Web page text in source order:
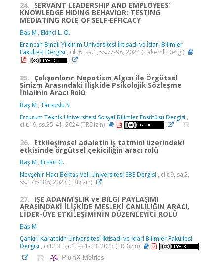
24. SERVANT LEADERSHIP AND EMPLOYEES’
KNOWLEDGE HIDING BEHAVIOR: TESTING
MEDIATING ROLE OF SELF-EFFICACY
Baş M., Ekinci L. O.
Erzincan Binali Yıldırım Üniversitesi İktisadi ve İdari Bilimler
Fakültesi Dergisi , cilt.6, sa.1, ss.77-98, 2024 (Hakemli Dergi)
25. Çalışanların Nepotizm Algısı ile Örgütsel
Sinizm Arasındaki İlişkide Psikolojik Sözleşme
İhlalinin Aracı Rolü
Baş M., Tarsuslu S.
Erzurum Teknik Üniversitesi Sosyal Bilimler Enstitüsü Dergisi ,
cilt.19, ss.25-41, 2024 (TRDizin)
26. Etkileşimsel adaletin iş tatmini üzerindeki
etkisinde örgütsel çekiciliğin aracı rolü
Baş M., Ersarı G.
Nevşehir Hacı Bektaş Veli Üniversitesi SBE Dergisi , cilt.9, sa.2,
ss.178-188, 2023 (TRDizin)
27. İŞE ADANMIŞLIK ve BİLGİ PAYLAŞIMI
ARASINDAKİ İLİŞKİDE MESLEKİ CANLILIĞIN ARACI,
LİDER-ÜYE ETKİLEŞİMİNİN DÜZENLEYİCİ ROLÜ
Baş M.
Çankırı Karatekin Üniversitesi İktisadi ve İdari Bilimler Fakültesi
Dergisi , cilt.13, sa.1, ss.1-23, 2023 (TRDizin)
PlumX Metrics